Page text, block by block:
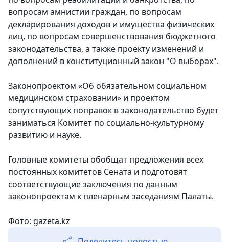
вопросам амнистии граждан, по вопросам
декларирования доходов и имущества физических
лиц, по вопросам совершенствования бюджетного
законодательства, а также проекту изменений и
дополнений в конституционный закон "О выборах".
Законопроектом «Об обязательном социальном
медицинском страховании» и проектом
сопутствующих поправок в законодательство будет
заниматься Комитет по социально-культурному
развитию и науке.
Головные комитеты обобщат предложения всех
постоянных комитетов Сената и подготовят
соответствующие заключения по данным
законопроектам к пленарным заседаниям Палаты.
Фото: gazeta.kz